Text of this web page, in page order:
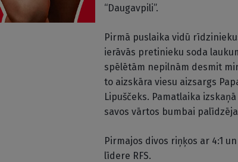
“Daugavpili”.
Pirmā puslaika vidū
ierāvās pretinieku soda
spēlētām nepilnām desmit
to aizskāra viesu aizsargs
Lipuščeks. Pamatlaika
savos vārtos bumbai
Pirmajos divos riņķos ar 4:1
līdere RFS.